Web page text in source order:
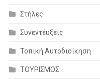
Στήλες
Συνεντέυξεις
Τοπική Αυτοδιοίκηση
ΤΟΥΡΙΣΜΟΣ